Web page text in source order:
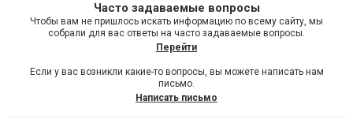
Часто задаваемые вопросы
Чтобы вам не пришлось искать информацию по всему сайту, мы
собрали для вас ответы на часто задаваемые вопросы.
Перейти
Если у вас возникли какие-то вопросы, вы можете написать нам
письмо.
Написать письмо